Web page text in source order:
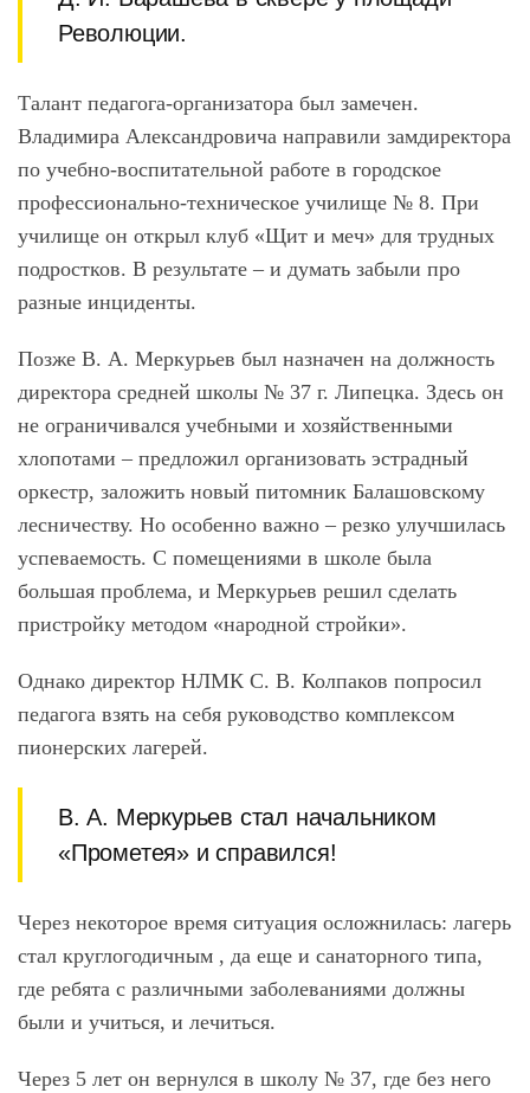
Революции.
Талант педагога-организатора был замечен.
Владимира Александровича направили замдиректора
по учебно-воспитательной работе в городское
профессионально-техническое училище № 8. При
училище он открыл клуб «Щит и меч» для трудных
подростков. В результате – и думать забыли про
разные инциденты.
Позже В. А. Меркурьев был назначен на должность
директора средней школы № 37 г. Липецка. Здесь он
не ограничивался учебными и хозяйственными
хлопотами – предложил организовать эстрадный
оркестр, заложить новый питомник Балашовскому
лесничеству. Но особенно важно – резко улучшилась
успеваемость. С помещениями в школе была
большая проблема, и Меркурьев решил сделать
пристройку методом «народной стройки».
Однако директор НЛМК С. В. Колпаков попросил
педагога взять на себя руководство комплексом
пионерских лагерей.
В. А. Меркурьев стал начальником
«Прометея» и справился!
Через некоторое время ситуация осложнилась: лагерь
стал круглогодичным , да еще и санаторного типа,
где ребята с различными заболеваниями должны
были и учиться, и лечиться.
Через 5 лет он вернулся в школу № 37, где без него